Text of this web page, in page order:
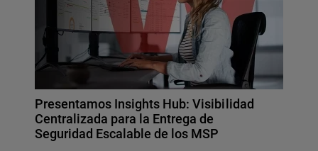
Presentamos Insights Hub: Visibilidad
Centralizada para la Entrega de
Seguridad Escalable de los MSP